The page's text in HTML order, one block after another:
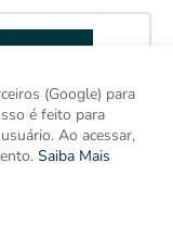
(Google) para
é feito para
Ao acessar,
Saiba Mais